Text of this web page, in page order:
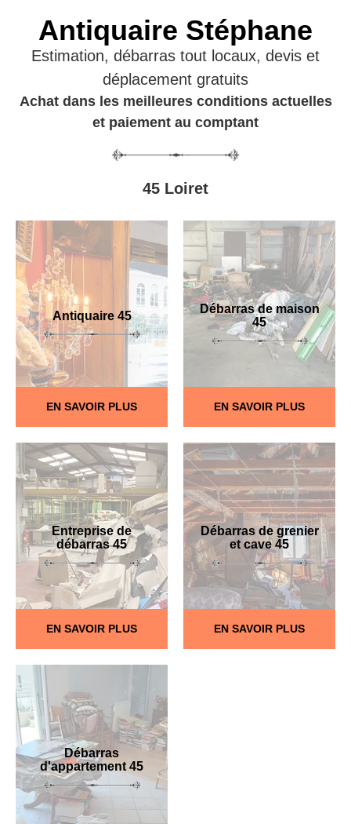
Antiquaire Stéphane
Estimation, débarras tout locaux, devis et
déplacement gratuits
Achat dans les meilleures conditions actuelles
et paiement au comptant
45 Loiret
Antiquaire 45
EN SAVOIR PLUS
Débarras de maison
45
EN SAVOIR PLUS
Entreprise de
débarras 45
EN SAVOIR PLUS
Débarras de grenier
et cave 45
EN SAVOIR PLUS
Débarras
d'appartement 45